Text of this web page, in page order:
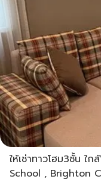
ให้เช่าทาวโฮม3ชั้น
School , Brighton